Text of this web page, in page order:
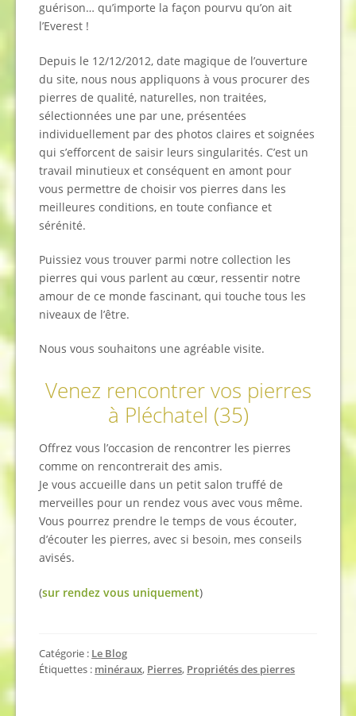
guérison… qu’importe la façon pourvu qu’on ait
l’Everest !
Depuis le 12/12/2012, date magique de l’ouverture
du site, nous nous appliquons à vous procurer des
pierres de qualité, naturelles, non traitées,
sélectionnées une par une, présentées
individuellement par des photos claires et soignées
qui s’efforcent de saisir leurs singularités. C’est un
travail minutieux et conséquent en amont pour
vous permettre de choisir vos pierres dans les
meilleures conditions, en toute confiance et
sérénité.
Puissiez vous trouver parmi notre collection les
pierres qui vous parlent au cœur, ressentir notre
amour de ce monde fascinant, qui touche tous les
niveaux de l’être.
Nous vous souhaitons une agréable visite.
Venez rencontrer vos pierres
à Pléchatel (35)
Offrez vous l’occasion de rencontrer les pierres
comme on rencontrerait des amis.
Je vous accueille dans un petit salon truffé de
merveilles pour un rendez vous avec vous même.
Vous pourrez prendre le temps de vous écouter,
d’écouter les pierres, avec si besoin, mes conseils
avisés.
(sur rendez vous uniquement)
Catégorie : Le Blog
Étiquettes : minéraux, Pierres, Propriétés des pierres